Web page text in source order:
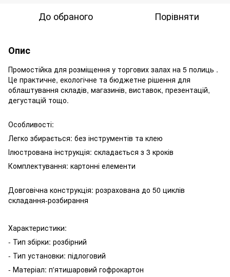
До обраного Порівняти
Опис
Промостійка для розміщення у торгових залах на 5 полиць .
Це практичне, екологічне та бюджетне рішення для
облаштування складів, магазинів, виставок, презентацій,
дегустацій тощо.
Особливості:
Легко збирається: без інструментів та клею
Ілюстрована інструкція: складається з 3 кроків
Комплектування: картонні елементи
Довговічна конструкція: розрахована до 50 циклів
складання-розбирання
Характеристики:
- Тип збірки: розбірний
- Тип установки: підлоговий
- Матеріал: п'ятишаровий гофрокартон